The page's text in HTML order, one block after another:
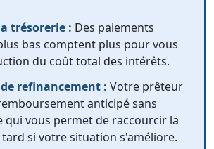
trésorerie : Des paiements
bas comptent plus pour vous
du coût total des intérêts.
refinancement : Votre prêteur
anticipé sans
qui vous permet de raccourcir la
si votre situation s'améliore.